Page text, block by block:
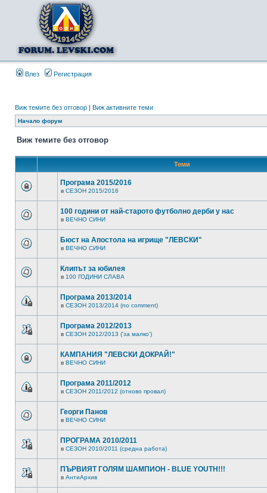
Влез Регистрация
Виж темите без отговор | Виж активните теми
Начало форум
Виж темите без отговор
Теми
Програма 2015/2016
в СЕЗОН 2015/2016
100 години от най-старото футболно дерби у нас
в ВЕЧНО СИНИ
Бюст на Апостола на игрище "ЛЕВСКИ"
в ВЕЧНО СИНИ
Клипът за юбилея
в 100 ГОДИНИ СЛАВА
Програма 2013/2014
в СЕЗОН 2013/2014 (no comment)
Програма 2012/2013
в СЕЗОН 2012/2013 ('за малко')
КАМПАНИЯ "ЛЕВСКИ ДОКРАЙ!"
в ВЕЧНО СИНИ
Програма 2011/2012
в СЕЗОН 2011/2012 (отново провал)
Георги Панов
в ВЕЧНО СИНИ
ПРОГРАМА 2010/2011
в СЕЗОН 2010/2011 (средна работа)
ПЪРВИЯТ ГОЛЯМ ШАМПИОН - BLUE YOUTH!!!
в АнтиАрхив